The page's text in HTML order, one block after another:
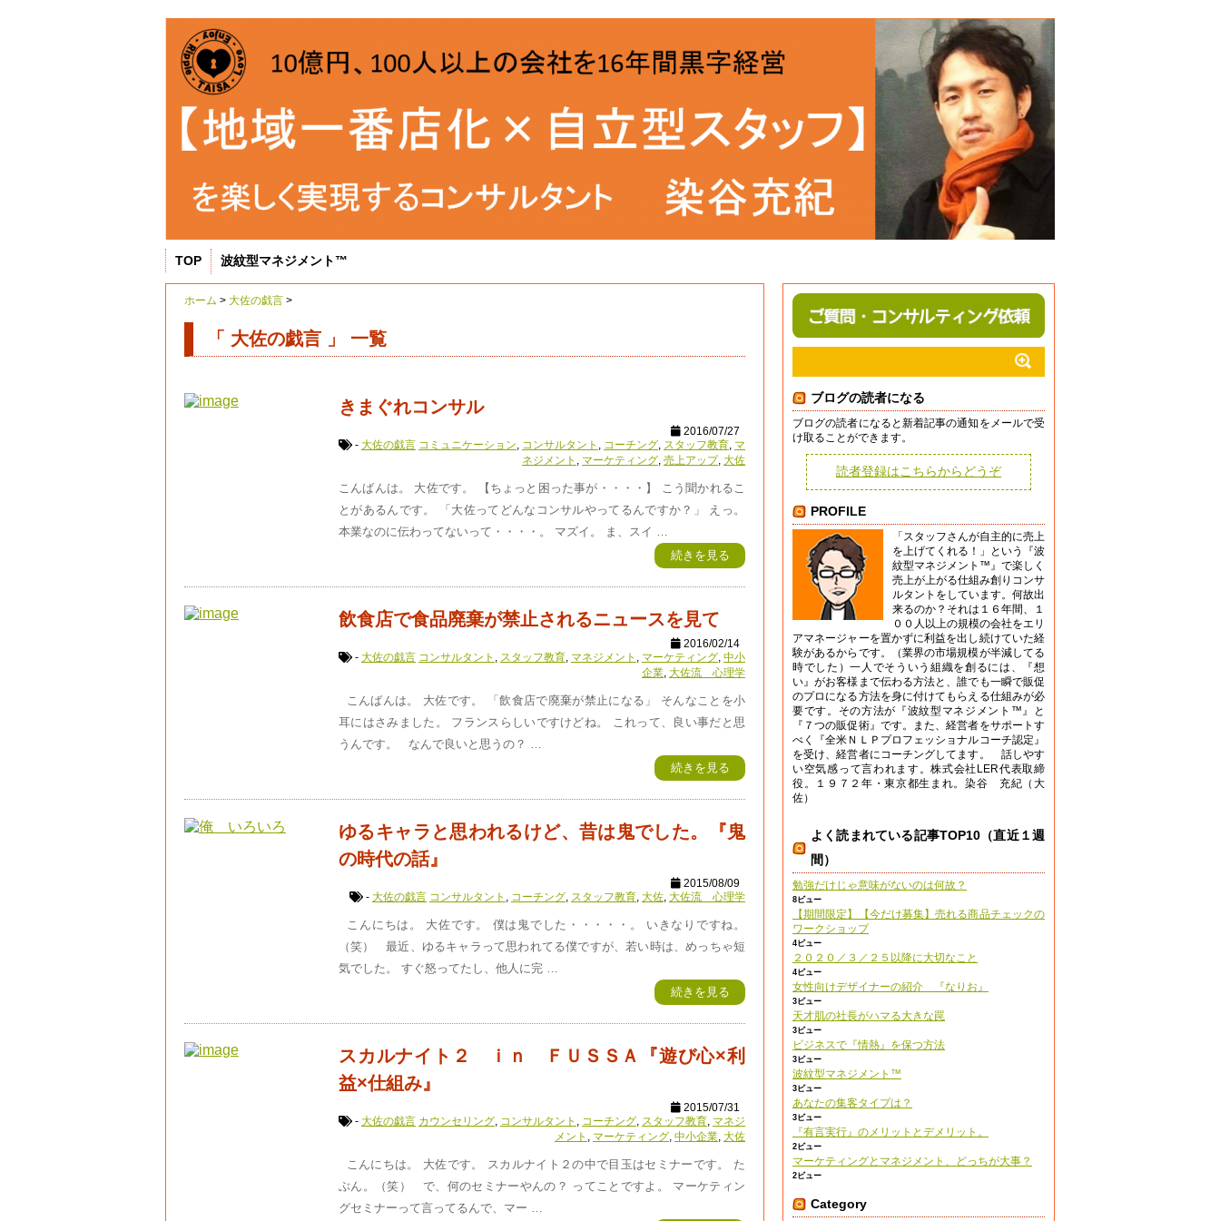
TOP 波紋型マネジメント™
ホーム > 大佐の戯言 >
「 大佐の戯言 」 一覧
きまぐれコンサル
2016/07/27
- 大佐の戯言 コミュニケーション, コンサルタント , コーチング, スタッフ教育, マ
ネジメント , マーケティング, 売上アップ, 大佐
こんばんは。 大佐です。 【ちょっと困った事が・・・・】 こう聞かれるこ
とがあるんです。 「大佐ってどんなコンサルやってるんですか？」 えっ。
本業なのに伝わってないって・・・・。 マズイ。 ま、スイ …
続きを見る
飲食店で食品廃棄が禁止されるニュースを見て
2016/02/14
- 大佐の戯言 コンサルタント , スタッフ教育, マネジメント , マーケティング, 中小
企業, 大佐流 心理学
こんばんは。 大佐です。 「飲食店で廃棄が禁止になる」 そんなことを小
耳にはさみました。 フランスらしいですけどね。 これって、良い事だと思
うんです。 なんで良いと思うの？ …
続きを見る
ゆるキャラと思われるけど、昔は鬼でした。『鬼
の時代の話』
2015/08/09
- 大佐の戯言 コンサルタント , コーチング, スタッフ教育, 大佐, 大佐流 心理学
こんにちは。 大佐です。 僕は鬼でした・・・・・。 いきなりですね。
（笑） 最近、ゆるキャラって思われてる僕ですが、若い時は、めっちゃ短
気でした。 すぐ怒ってたし、他人に完 …
続きを見る
スカルナイト２ ｉｎ ＦＵＳＳＡ『遊び心×利
益×仕組み』
2015/07/31
- 大佐の戯言 カウンセリング, コンサルタント , コーチング, スタッフ教育, マネジ
メント , マーケティング, 中小企業, 大佐
こんにちは。 大佐です。 スカルナイト２の中で目玉はセミナーです。 た
ぶん。（笑） で、何のセミナーやんの？ ってことですよ。 マーケティン
グセミナーって言ってるんで、マー …
ブログの読者になる
ブログの読者になると新着記事の通知をメールで受
け取ることができます。
読者登録はこちらからどうぞ
PROFILE
「スタッフさんが自主的に売上
を上げてくれる！」という『波
紋型マネジメント™』で楽しく
売上が上がる仕組み創りコンサ
ルタントをしています。何故出
来るのか？それは１６年間、１
００人以上の規模の会社をエリ
アマネージャーを置かずに利益を出し続けていた経
験があるからです。（業界の市場規模が半減してる
時でした）一人でそういう組織を創るには、『想
い』がお客様まで伝わる方法と、誰でも一瞬で販促
のプロになる方法を身に付けてもらえる仕組みが必
要です。その方法が『波紋型マネジメント™』と
『７つの販促術』です。また、経営者をサポートす
べく『全米ＮＬＰプロフェッショナルコーチ認定』
を受け、経営者にコーチングしてます。 話しやす
い空気感って言われます。株式会社LER代表取締
役。１９７２年・東京都生まれ。染谷 充紀（大
佐）
よく読まれている記事TOP10（直近１週
間）
勉強だけじゃ意味がないのは何故？
8ビュー
【期間限定】【今だけ募集】売れる商品チェックの
ワークショップ
4ビュー
２０２０／３／２５以降に大切なこと
4ビュー
女性向けデザイナーの紹介 『なりお』
3ビュー
天才肌の社長がハマる大きな罠
3ビュー
ビジネスで『情熱』を保つ方法
3ビュー
波紋型マネジメント™
3ビュー
あなたの集客タイプは？
3ビュー
『有言実行』のメリットとデメリット。
2ビュー
マーケティングとマネジメント、どっちが大事？
2ビュー
Category